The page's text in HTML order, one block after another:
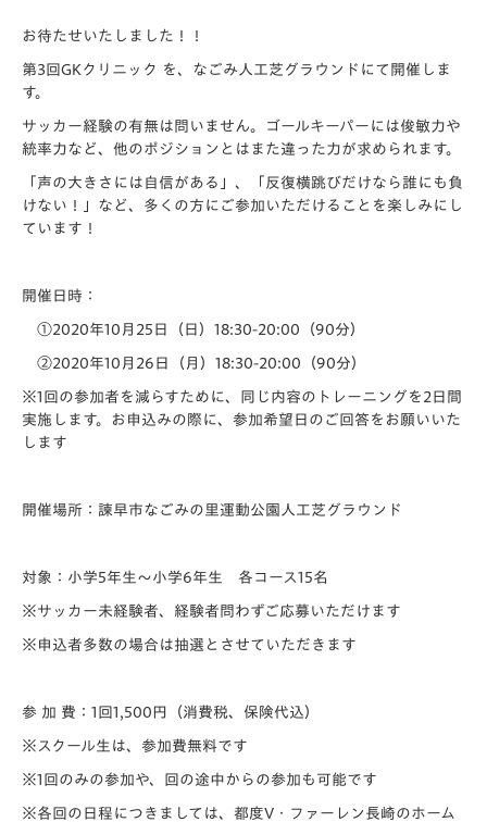
お待たせいたしました！！
第3回GKクリニック を、なごみ人工芝グラウンドにて開催しま
す。
サッカー経験の有無は問いません。ゴールキーパーには俊敏力や
統率力など、他のポジションとはまた違った力が求められます。
「声の大きさには自信がある」、「反復横跳びだけなら誰にも負
けない！」など、多くの方にご参加いただけることを楽しみにし
ています！
開催日時：
①2020年10月25日（日）18:30-20:00（90分）
②2020年10月26日（ 月）18:30-20:00（90分）
※1回の参加者を減らすために、同じ内容のトレーニングを2日間
実施します。お申込みの際に、参加希望日のご回答をお願いいた
します
開催場所：諫早市なごみの里運動公園人工芝グラウンド
対象：小学5年生～小学6年生 各コース15名
※サッカー未経験者、経験者問わずご応募いただけます
※申込者多数の場合は抽選とさせていただきます
参 加 費：1回1,500円（消費税、保険代込）
※スクール生は、参加費無料です
※1回のみの参加や、回の途中からの参加も可能です
※各回の日程につきましては、都度V・ファーレン長崎のホーム